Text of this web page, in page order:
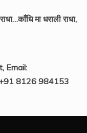
मा धराली राधा,
Email:
+91 8126 984153